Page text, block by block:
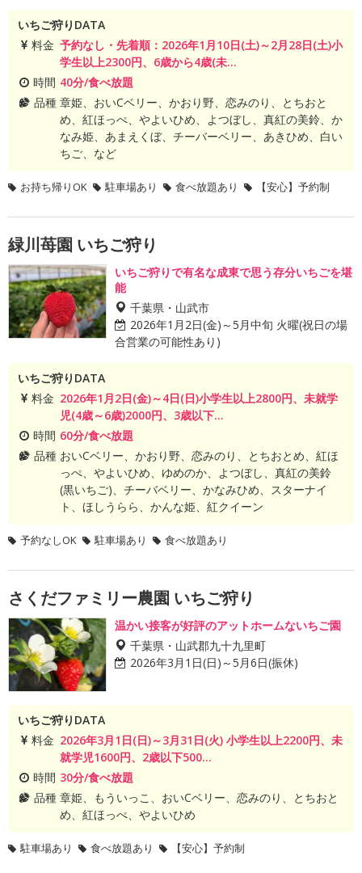
いちご狩りDATA
料金 予約なし・先着順：2026年1月10日(土)～2月28日(土)小
学生以上2300円、6歳から4歳(未...
時間 40分/食べ放題
品種 章姫、おいCベリー、かおり野、恋みのり、とちおと
め、紅ほっぺ、やよいひめ、よつぼし、真紅の美鈴、か
なみ姫、あまえくぼ、チーバーベリー、あきひめ、白い
ちご、など
お持ち帰りOK 駐車場あり 食べ放題あり 【安心】予約制
緑川苺園 いちご狩り
いちご狩りで有名な成東で思う存分いちごを堪
能
千葉県・山武市
2026年1月2日(金)～5月中旬 火曜(祝日の場
合営業の可能性あり)
いちご狩りDATA
料金 2026年1月2日(金)～4日(日)小学生以上2800円、未就学
児(4歳～6歳)2000円、3歳以下...
時間 60分/食べ放題
品種 おいCベリー、かおり野、恋みのり、とちおとめ、紅ほ
っぺ、やよいひめ、ゆめのか、よつぼし、真紅の美鈴
(黒いちご)、チーバベリー、かなみひめ、スターナイ
ト、ほしうらら、かんな姫、紅クイーン
予約なしOK 駐車場あり 食べ放題あり
さくだファミリー農園 いちご狩り
温かい接客が好評のアットホームないちご園
千葉県・山武郡九十九里町
2026年3月1日(日)～5月6日(振休)
いちご狩りDATA
料金 2026年3月1日(日)～3月31日(火) 小学生以上2200円、未
就学児1600円、2歳以下500...
時間 30分/食べ放題
品種 章姫、もういっこ、おいCベリー、恋みのり、とちおと
め、紅ほっぺ、やよいひめ
駐車場あり 食べ放題あり 【安心】予約制